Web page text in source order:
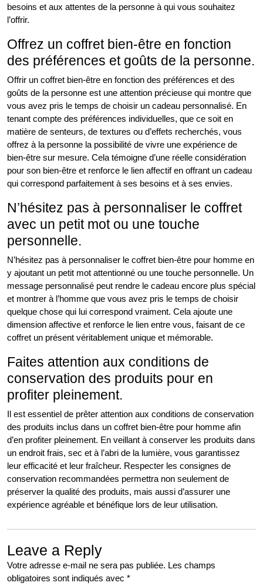
besoins et aux attentes de la personne à qui vous souhaitez
l’offrir.
Offrez un coffret bien-être en fonction
des préférences et goûts de la personne.
Offrir un coffret bien-être en fonction des préférences et des
goûts de la personne est une attention précieuse qui montre que
vous avez pris le temps de choisir un cadeau personnalisé. En
tenant compte des préférences individuelles, que ce soit en
matière de senteurs, de textures ou d’effets recherchés, vous
offrez à la personne la possibilité de vivre une expérience de
bien-être sur mesure. Cela témoigne d’une réelle considération
pour son bien-être et renforce le lien affectif en offrant un cadeau
qui correspond parfaitement à ses besoins et à ses envies.
N’hésitez pas à personnaliser le coffret
avec un petit mot ou une touche
personnelle.
N’hésitez pas à personnaliser le coffret bien-être pour homme en
y ajoutant un petit mot attentionné ou une touche personnelle. Un
message personnalisé peut rendre le cadeau encore plus spécial
et montrer à l’homme que vous avez pris le temps de choisir
quelque chose qui lui correspond vraiment. Cela ajoute une
dimension affective et renforce le lien entre vous, faisant de ce
coffret un présent véritablement unique et mémorable.
Faites attention aux conditions de
conservation des produits pour en
profiter pleinement.
Il est essentiel de prêter attention aux conditions de conservation
des produits inclus dans un coffret bien-être pour homme afin
d’en profiter pleinement. En veillant à conserver les produits dans
un endroit frais, sec et à l’abri de la lumière, vous garantissez
leur efficacité et leur fraîcheur. Respecter les consignes de
conservation recommandées permettra non seulement de
préserver la qualité des produits, mais aussi d’assurer une
expérience agréable et bénéfique lors de leur utilisation.
Leave a Reply
Votre adresse e-mail ne sera pas publiée. Les champs
obligatoires sont indiqués avec *